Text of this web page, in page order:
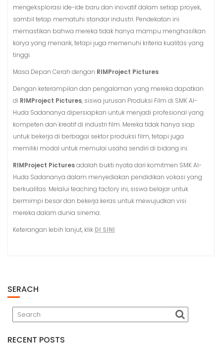
mengeksplorasi ide-ide baru dan inovatif dalam setiap proyek,
sambil tetap mematuhi standar industri. Pendekatan ini
memastikan bahwa mereka tidak hanya mampu menghasilkan
karya yang menarik, tetapi juga memenuhi kriteria kualitas yang
tinggi.
Masa Depan Cerah dengan RIMProject Pictures
Dengan keterampilan dan pengalaman yang mereka dapatkan
di RIMProject Pictures, siswa jurusan Produksi Film di SMK Al-
Huda Sadananya dipersiapkan untuk menjadi profesional yang
kompeten dan kreatif di industri film. Mereka tidak hanya siap
untuk bekerja di berbagai sektor produksi film, tetapi juga
memiliki modal untuk memulai usaha sendiri di bidang ini.
RIMProject Picturesadalah bukti nyata dari komitmen SMK Al-
Huda Sadananya dalam menyediakan pendidikan vokasi yang
berkualitas. Melalui teaching factory ini, siswa belajar untuk
bermimpi besar dan bekerja keras untuk mewujudkan visi
mereka dalam dunia sinema.
Keterangan lebih lanjut, klik DI SINI
SERACH
RECENT POSTS